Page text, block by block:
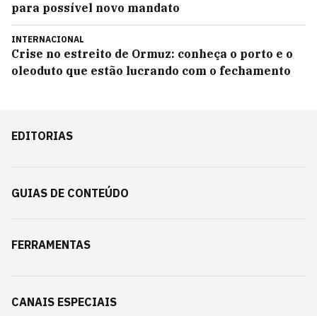
para possível novo mandato
INTERNACIONAL
Crise no estreito de Ormuz: conheça o porto e o
oleoduto que estão lucrando com o fechamento
EDITORIAS
GUIAS DE CONTEÚDO
FERRAMENTAS
CANAIS ESPECIAIS